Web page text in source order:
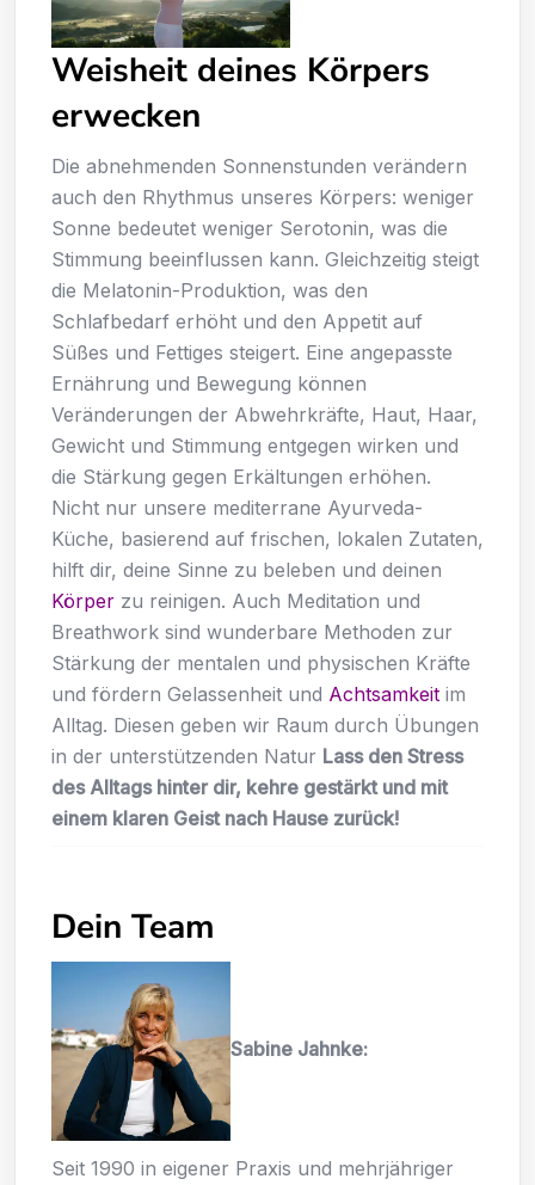
Weisheit deines Körpers
erwecken
Die abnehmenden Sonnenstunden verändern
auch den Rhythmus unseres Körpers: weniger
Sonne bedeutet weniger Serotonin, was die
Stimmung beeinflussen kann. Gleichzeitig steigt
die Melatonin-Produktion, was den
Schlafbedarf erhöht und den Appetit auf
Süßes und Fettiges steigert. Eine angepasste
Ernährung und Bewegung können
Veränderungen der Abwehrkräfte, Haut, Haar,
Gewicht und Stimmung entgegen wirken und
die Stärkung gegen Erkältungen erhöhen.
Nicht nur unsere mediterrane Ayurveda-
Küche, basierend auf frischen, lokalen Zutaten,
hilft dir, deine Sinne zu beleben und deinen
Körper zu reinigen. Auch Meditation und
Breathwork sind wunderbare Methoden zur
Stärkung der mentalen und physischen Kräfte
und fördern Gelassenheit und Achtsamkeit im
Alltag. Diesen geben wir Raum durch Übungen
in der unterstützenden Natur Lass den Stress
des Alltags hinter dir, kehre gestärkt und mit
einem klaren Geist nach Hause zurück!
Dein Team
Sabine Jahnke:
Seit 1990 in eigener Praxis und mehrjähriger